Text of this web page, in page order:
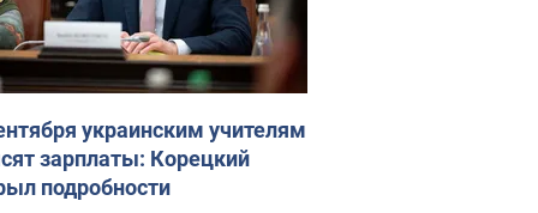
украинским учителям
зарплаты: Корецкий
подробности